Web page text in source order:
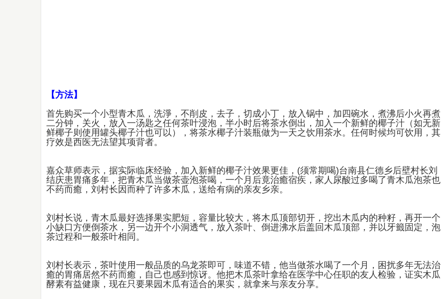
【方法】
首先购买一个小型青木瓜，洗淨，不削皮，去子，切成小丁，放入锅中，加四碗水，煮沸后小火再煮
二分钟，关火，放入一汤匙之任何茶叶浸泡，半小时后将茶水倒出，加入一个新鲜的椰子汁（如无新
鲜椰子则使用罐头椰子汁也可以），将茶水椰子汁装瓶做为一天之饮用茶水。任何时候均可饮用，其
疗效是西医无法望其项背者。
嘉众草师表示，据实际临床经验，加入新鲜的椰子汁效果更佳，(须常期喝)台南县仁德乡后壁村长刘
结庆患胃痛多年，把青木瓜当做茶壶泡茶喝，一个月后竟治癒宿疾，家人尿酸过多喝了青木瓜泡茶也
不药而癒，刘村长因而种了许多木瓜，送给有病的亲友乡亲。
刘村长说，青木瓜最好选择果实肥短，容量比较大，将木瓜顶部切开，挖出木瓜内的种籽，再开一个
小缺口方便倒茶水，另一边开个小洞透气，放入茶叶、倒进沸水后盖回木瓜顶部，并以牙籤固定，泡
茶过程和一般茶叶相同。
刘村长表示，茶叶使用一般品质的乌龙茶即可，味道不错，他当做茶水喝了一个月，困扰多年无法治
癒的胃痛居然不药而癒，自己也感到惊讶。他把木瓜茶叶拿给在医学中心任职的友人检验，证实木瓜
酵素有益健康，现在只要果园木瓜有适合的果实，就拿来与亲友分享。